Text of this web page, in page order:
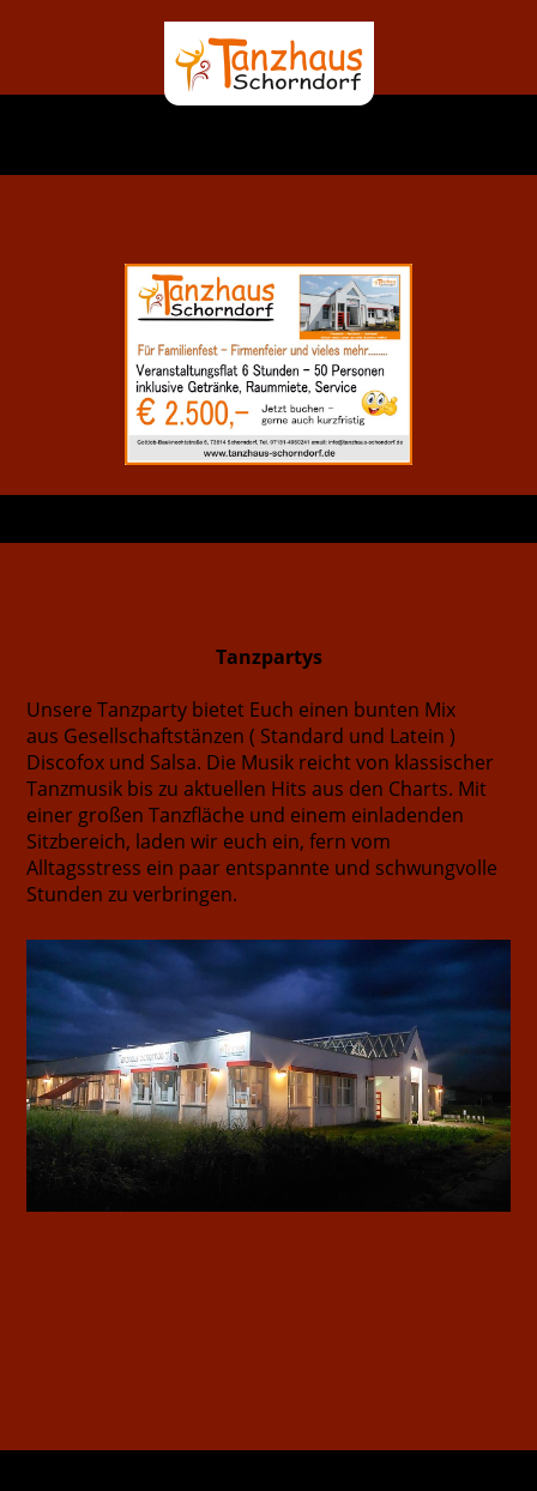
Tanzpartys
Unsere Tanzparty bietet Euch einen bunten Mix
aus Gesellschaftstänzen ( Standard und Latein )
Discofox und Salsa. Die Musik reicht von klassischer
Tanzmusik bis zu aktuellen Hits aus den Charts. Mit
einer großen Tanzfläche und einem einladenden
Sitzbereich, laden wir euch ein, fern vom
Alltagsstress ein paar entspannte und schwungvolle
Stunden zu verbringen.